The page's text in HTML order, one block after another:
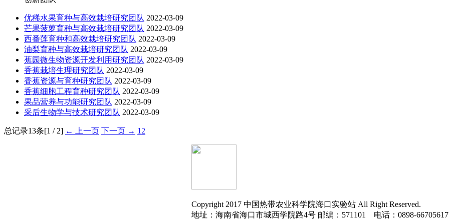
优稀水果育种与高效栽培研究团队 2022-03-09
芒果菠萝育种与高效栽培研究团队 2022-03-09
西番莲育种和高效栽培研究团队 2022-03-09
油梨育种与高效栽培研究团队 2022-03-09
蕉园微生物资源开发利用研究团队 2022-03-09
香蕉栽培生理研究团队 2022-03-09
香蕉资源与育种研究团队 2022-03-09
香蕉细胞工程育种研究团队 2022-03-09
果品营养与功能研究团队 2022-03-09
采后生物学与技术研究团队 2022-03-09
总记录13条[1 / 2] ← 上一页 下一页 → 1 2
Copyright 2017 中国热带农业科学院海口实验站 All Right Reserved.
地址：海南省海口市城西学院路4号 邮编：571101 电话：0898-66705617